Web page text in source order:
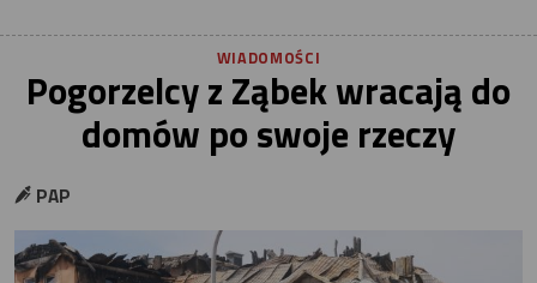
WIADOMOŚCI
Pogorzelcy z Ząbek wracają do
domów po swoje rzeczy
PAP